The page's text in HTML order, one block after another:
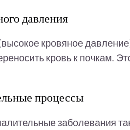
давления
кровяное
кровь к почкам.
процессы
заболевания